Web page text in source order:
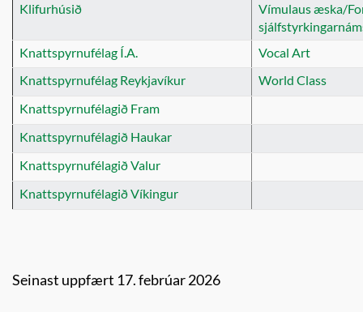
Klifurhúsið
Vímulaus æska/
Knattspyrnufélag Í.A.
Vocal Art
Knattspyrnufélag Reykjavíkur
World Class
Knattspyrnufélagið Fram
Knattspyrnufélagið Haukar
Knattspyrnufélagið Valur
Knattspyrnufélagið Víkingur
Seinast uppfært 17. febrúar 2026